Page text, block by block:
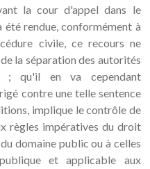
la cour d'appel dans le
été rendue, conformément à
civile, ce recours ne
la séparation des autorités
; qu'il en va cependant
contre une telle sentence
implique le contrôle de
règles impératives du droit
domaine public ou à celles
et applicable aux